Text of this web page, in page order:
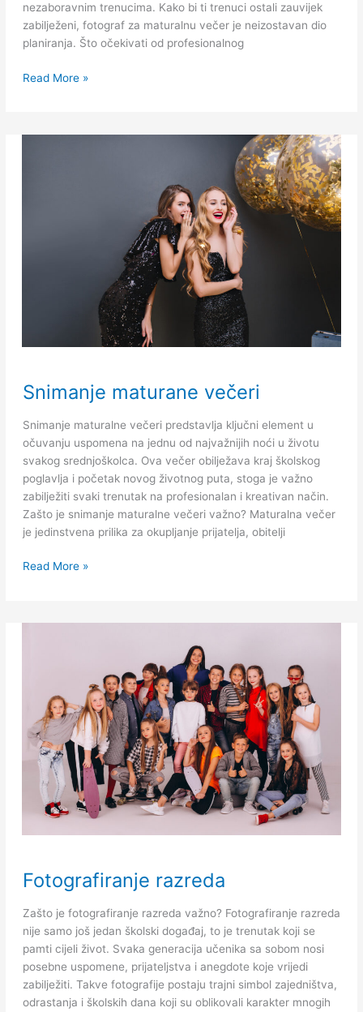
nezaboravnim trenucima. Kako bi ti trenuci ostali zauvijek
zabilježeni, fotograf za maturalnu večer je neizostavan dio
planiranja. Što očekivati od profesionalnog
Read More »
Snimanje maturane večeri
Snimanje maturalne večeri predstavlja ključni element u
očuvanju uspomena na jednu od najvažnijih noći u životu
svakog srednjoškolca. Ova večer obilježava kraj školskog
poglavlja i početak novog životnog puta, stoga je važno
zabilježiti svaki trenutak na profesionalan i kreativan način.
Zašto je snimanje maturalne večeri važno? Maturalna večer
je jedinstvena prilika za okupljanje prijatelja, obitelji
maturane
Read More »
Fotografiranje razreda
Zašto je fotografiranje razreda važno? Fotografiranje razreda
nije samo još jedan školski događaj, to je trenutak koji se
pamti cijeli život. Svaka generacija učenika sa sobom nosi
posebne uspomene, prijateljstva i anegdote koje vrijedi
zabilježiti. Takve fotografije postaju trajni simbol zajedništva,
odrastanja i školskih dana koji su oblikovali karakter mnogih
razreda